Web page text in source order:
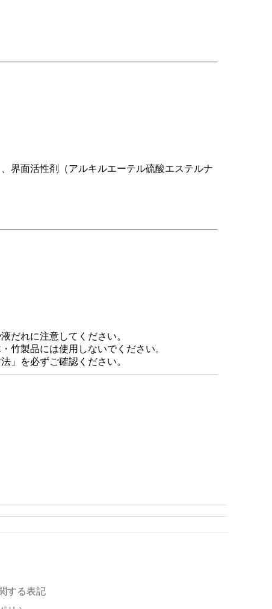
界面活性剤（アルキルエーテル硫酸エステルナ
だれに注意してください。
竹製品には使用しないでください。
」を必ずご確認ください。
する表記